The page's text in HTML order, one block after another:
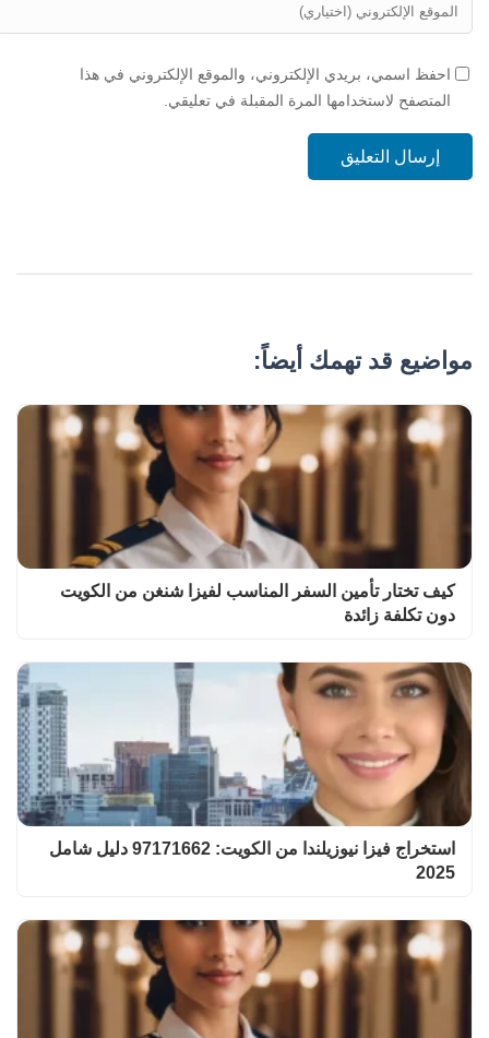
احفظ اسمي، بريدي الإلكتروني، والموقع الإلكتروني في هذا
المتصفح لاستخدامها المرة المقبلة في تعليقي.
إرسال التعليق
مواضيع قد تهمك أيضاً:
كيف تختار تأمين السفر المناسب لفيزا شنغن من الكويت
دون تكلفة زائدة
استخراج فيزا نيوزيلندا من الكويت: 97171662 دليل شامل
2025